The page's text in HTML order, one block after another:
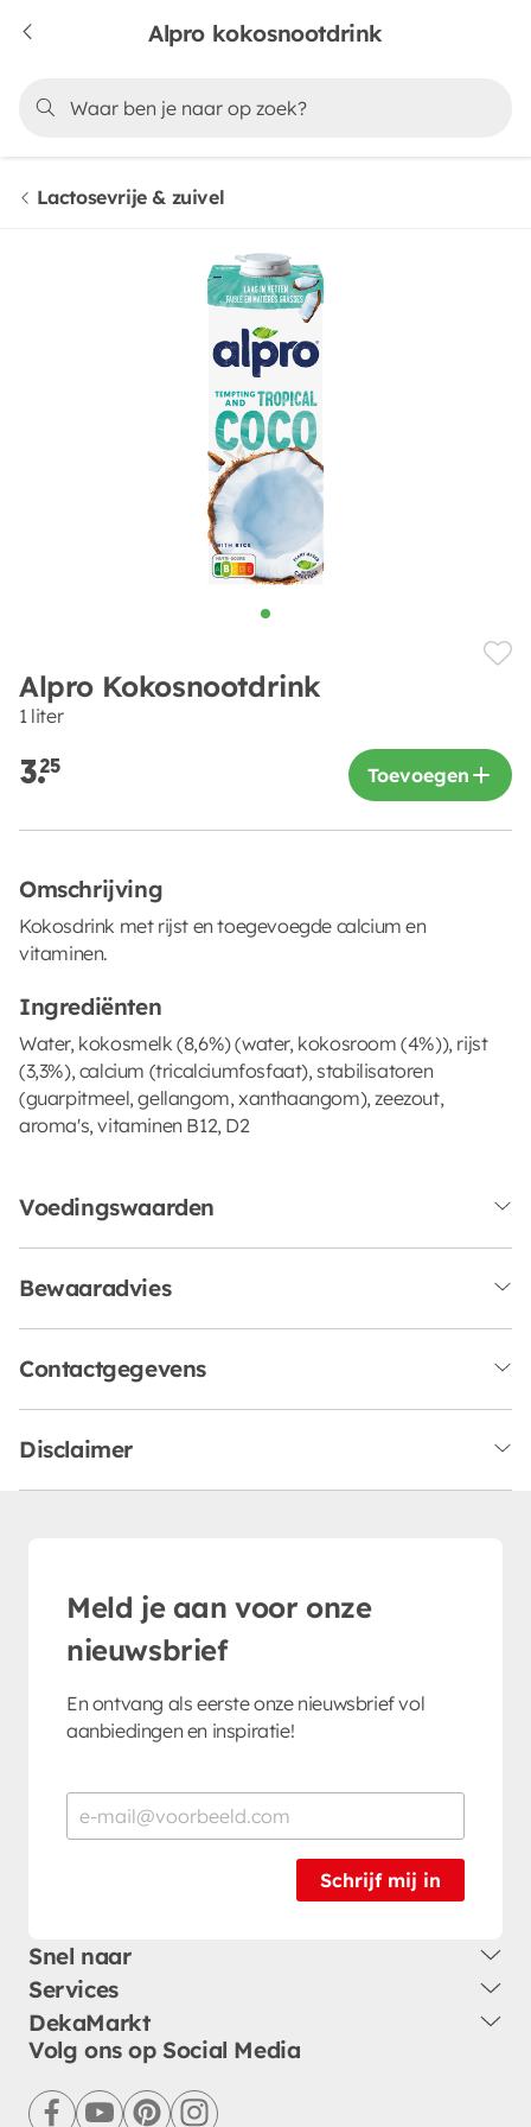
Alpro kokosnootdrink
Lactosevrije & zuivel
Alpro Kokosnootdrink
1 liter
3.25 Toevoegen
Omschrijving
Kokosdrink met rijst en toegevoegde calcium en
vitaminen.
Ingrediënten
Water, kokosmelk (8,6%) (water, kokosroom (4%)), rijst
(3,3%), calcium (tricalciumfosfaat), stabilisatoren
(guarpitmeel, gellangom, xanthaangom), zeezout,
aroma's, vitaminen B12, D2
Voedingswaarden
Bewaaradvies
Contactgegevens
Disclaimer
Meld je aan voor onze
nieuwsbrief
En ontvang als eerste onze nieuwsbrief vol
aanbiedingen en inspiratie!
Schrijf mij in
Snel naar
Services
DekaMarkt
Volg ons op Social Media